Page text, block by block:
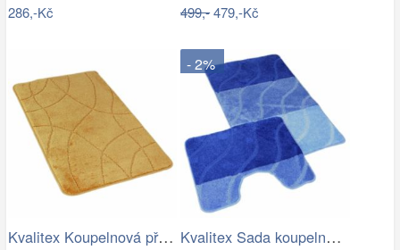
286,-Kč 499,-479,-Kč
Kvalitex Koupelnová předložka Labyrint…
- 2%
Kvalitex Sada koupelnových předložek…